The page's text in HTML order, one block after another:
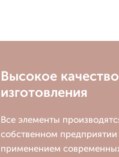
Высокое качество
изготовления
Все элементы
собственном предприятии
применением